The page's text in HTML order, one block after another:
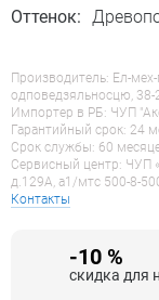
Оттенок:
Производитель: Ел-
одповедзяльносцю,
Импортер в РБ: ЧУП
Гарантийный срок: 24
Срок службы: 60
Сервисный центр: ЧУП
д.129А, a1/мтс 500-8-
Контакты
-10 %
скидка для